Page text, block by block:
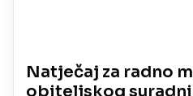
Natječaj za radno
obiteljskog